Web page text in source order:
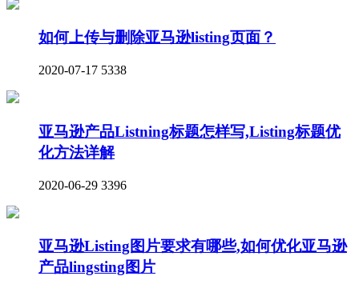
如何上传与删除亚马逊listing页面？
2020-07-17 5338
亚马逊产品Listning标题怎样写,Listing标题优
化方法详解
2020-06-29 3396
亚马逊Listing图片要求有哪些,如何优化亚马逊
产品lingsting图片